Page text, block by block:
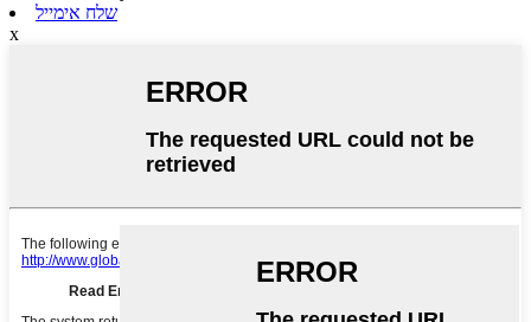
שלח אימייל
x